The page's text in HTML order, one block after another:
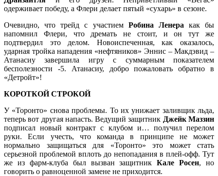
одерживает победу, а Флери делает пятый «сухарь» в сезоне.
Очевидно, что трейд с участиемРобина Ленера как бы
напомнил Флери, что дремать не стоит, и он тут же
подтвердил это делом. Новоиспеченная, как оказалось,
ударная тройка нападения «нефтяников» Эннис – Макдэвид –
Атанасиу завершила игру с суммарным показателем
бесполезности -5. Атанасиу, добро пожаловать обратно в
«Детройт»!
КОРОТКОЙ СТРОКОЙ
У «Торонто» снова проблемы. То их унижает заливщик льда,
теперь вот другая напасть. Ведущий защитник Джейк Маззин
подписал новый контракт с клубом и… получил перелом
руки. Если учесть, что команда в принципе не может
нормально защищаться для «Торонто» это может стать
серьезной проблемой вплоть до непопадания в плей-офф. Тут
же из фарм-клуба был вызван защитникКале Росен, но
говорить о равноценной замене не приходится.